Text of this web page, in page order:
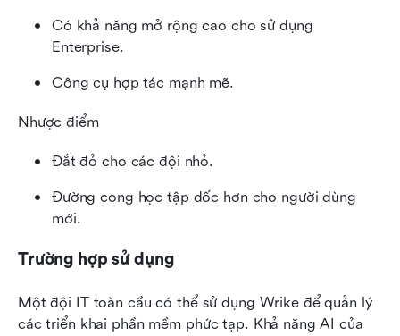
Có khả năng mở rộng cao cho sử dụng
Enterprise.
Công cụ hợp tác mạnh mẽ.
Nhược điểm
Đắt đỏ cho các đội nhỏ.
Đường cong học tập dốc hơn cho người dùng
mới.
Trường hợp sử dụng
Một đội IT toàn cầu có thể sử dụng Wrike để quản lý
các triển khai phần mềm phức tạp. Khả năng AI của